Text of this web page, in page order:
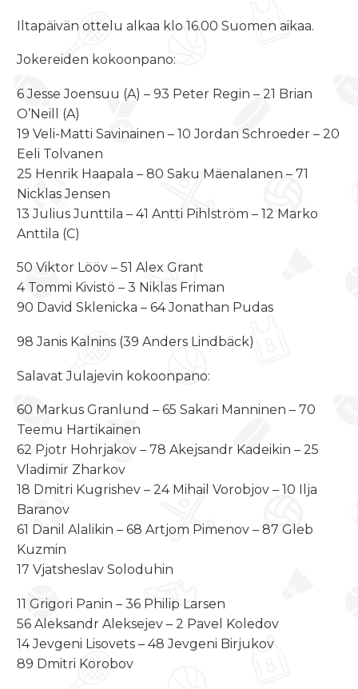
Iltapäivän ottelu alkaa klo 16.00 Suomen aikaa.
Jokereiden kokoonpano:
6 Jesse Joensuu (A) – 93 Peter Regin – 21 Brian
O’Neill (A)
19 Veli-Matti Savinainen – 10 Jordan Schroeder – 20
Eeli Tolvanen
25 Henrik Haapala – 80 Saku Mäenalanen – 71
Nicklas Jensen
13 Julius Junttila – 41 Antti Pihlström – 12 Marko
Anttila (C)
50 Viktor Lööv – 51 Alex Grant
4 Tommi Kivistö – 3 Niklas Friman
90 David Sklenicka – 64 Jonathan Pudas
98 Janis Kalnins (39 Anders Lindbäck)
Salavat Julajevin kokoonpano:
60 Markus Granlund – 65 Sakari Manninen – 70
Teemu Hartikainen
62 Pjotr Hohrjakov – 78 Akejsandr Kadeikin – 25
Vladimir Zharkov
18 Dmitri Kugrishev – 24 Mihail Vorobjov – 10 Ilja
Baranov
61 Danil Alalikin – 68 Artjom Pimenov – 87 Gleb
Kuzmin
17 Vjatsheslav Soloduhin
11 Grigori Panin – 36 Philip Larsen
56 Aleksandr Aleksejev – 2 Pavel Koledov
14 Jevgeni Lisovets – 48 Jevgeni Birjukov
89 Dmitri Korobov